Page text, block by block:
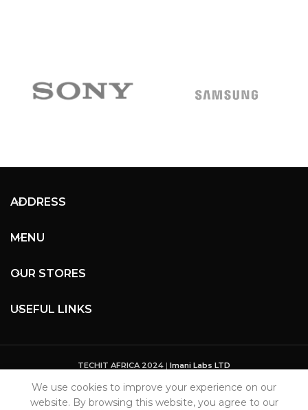
ADDRESS
MENU
OUR STORES
USEFUL LINKS
TECHIT AFRICA 2024 | Imani Labs LTD
We use cookies to improve your experience on our
website. By browsing this website, you agree to our